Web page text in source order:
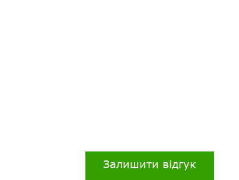
Залишити відгук